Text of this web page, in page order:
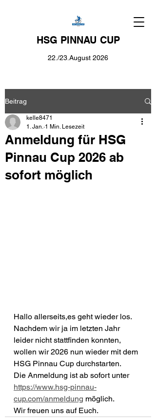
HSG PINNAU CUP
22./23.August 2026
Beitrag
Anmeldung für HSG
Pinnau Cup 2026 ab
sofort möglich
kelle8471
1. Jan. 1 Min. Lesezeit
Hallo allerseits,es geht wieder los.
Nachdem wir ja im letzten Jahr
leider nicht stattfinden konnten,
wollen wir 2026 nun wieder mit dem
HSG Pinnau Cup durchstarten.
Die Anmeldung ist ab sofort unter
https://www.hsg-pinnau-
cup.com/anmeldung möglich.
Wir freuen uns auf Euch.